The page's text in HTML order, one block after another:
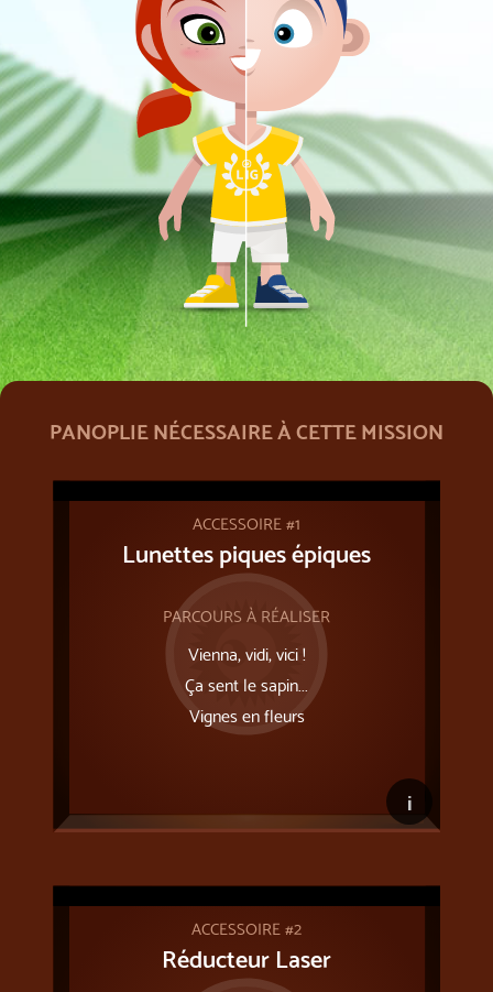
PANOPLIE NÉCESSAIRE À CETTE MISSION
ACCESSOIRE #1
Lunettes piques épiques
PARCOURS À RÉALISER
Vienna, vidi, vici !
Ça sent le sapin...
Vignes en fleurs
i
ACCESSOIRE #2
Réducteur Laser